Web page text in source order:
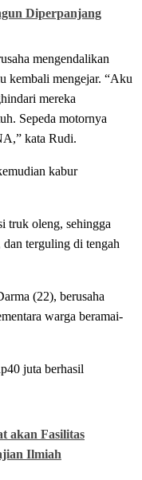
Diperpanjang
mengendalikan
kembali mengejar. “Aku
mereka
Sepeda motornya
kata Rudi.
kabur
truk oleng, sehingga
terguling di tengah
(22), berusaha
warga beramai-
juta berhasil
akan Fasilitas
Ilmiah